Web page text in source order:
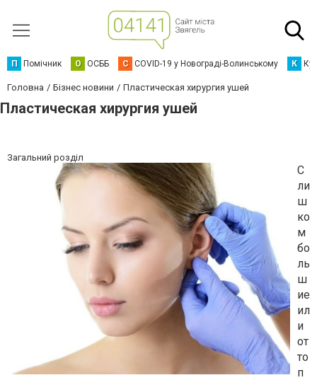
П Помічник О ОСББ C COVID-19 у Новограді-Волинському К
Головна Бізнес новини Пластическая хирургия ушей
Пластическая хирургия ушей
Загальний розділ
С
ли
ш
ко
м
бо
ль
ш
ие
ил
и
от
то
п